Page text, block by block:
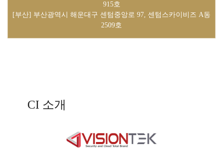
915호
[부산] 부산광역시 해운대구 센텀중앙로 97, 센텀스카이비즈 A동
2509호
CI 소개